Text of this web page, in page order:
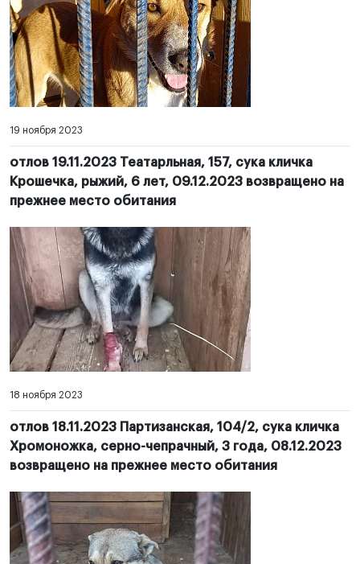
19 ноября 2023
отлов 19.11.2023 Театарльная, 157, сука кличка
Крошечка, рыжий, 6 лет, 09.12.2023 возвращено на
прежнее место обитания
18 ноября 2023
отлов 18.11.2023 Партизанская, 104/2, сука кличка
Хромоножка, серно-чепрачный, 3 года, 08.12.2023
возвращено на прежнее место обитания